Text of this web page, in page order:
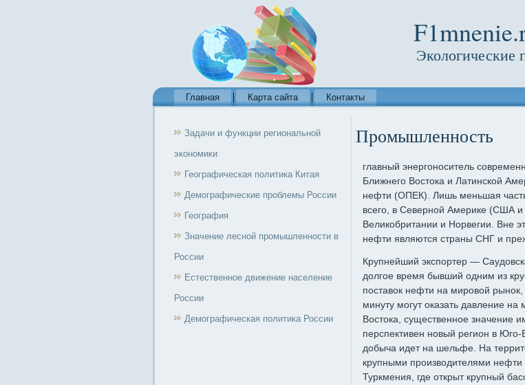
Экологические
Главная Карта сайта Контакты
Задачи и функции региональной
экономики
Географическая политика Китая
Демографические проблемы России
География
Значение лесной промышленности в
России
Естественное движение население
России
Демографическая политика России
Промышленность
главный энергоноситель
Ближнего Востока и Латинской
нефти (ОПЕК). Лишь меньшая
всего, в Северной Америке (США
Великобритании и Норвегии. Вне
нефти являются страны СНГ и
Крупнейший экспортер —
долгое время бывший одним из
поставок нефти на мировой
минуту могут оказать давление
Востока, существенное значение
перспективен новый регион в
добыча идет на шельфе. На
крупными производителями
Туркмения, где открыт крупный